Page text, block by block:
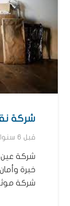
شركة
قبل 6 سنوات
شركة عين
خبرة
شركة